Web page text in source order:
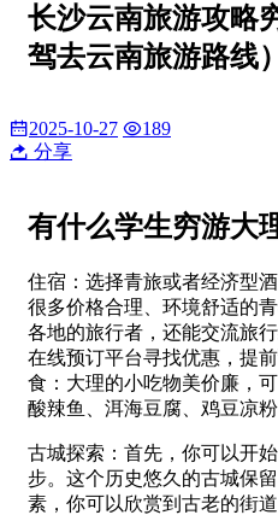
长沙云南旅游攻略
驾去云南旅游路线）
2025-10-27
189
分享
有什么学生穷游大
住宿：选择青旅或者经济型
很多价格合理、环境舒适的
各地的旅行者，还能交流旅
在线预订平台寻找优惠，提
食：大理的小吃物美价廉，
酸辣鱼、洱海豆腐、鸡豆凉粉
古城探索：首先，你可以开
步。这个历史悠久的古城保
素，你可以欣赏到古老的街